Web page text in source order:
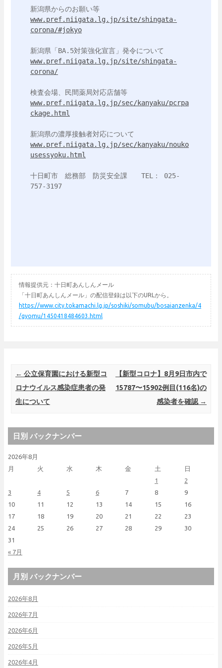
www.pref.niigata.lg.jp/site/shingata-
corona/#jokyo
www.pref.niigata.lg.jp/site/shingata-
corona/
www.pref.niigata.lg.jp/sec/kanyaku/pcrpa
ckage.html
www.pref.niigata.lg.jp/sec/kanyaku/nouko
usessyoku.html
十日町市　総務部　防災安全課　　TEL： 025-
757-3197
情報提供元：十日町あんしんメール
「十日町あんしんメール」の配信登録は以下のURLから。
https://www.city.tokamachi.lg.jp/soshiki/somubu/bosaianzenka/4
/gyomu/1450418484603.html
Post navigation
← 公立保育園における新型コ
ロナウイルス感染症患者の発
生について
【新型コロナ】8月9日市内で
15787〜15902例目(116名)の
感染者を確認 →
日別 バックナンバー
2026年8月
月
火 水 木 金 土 日
« 7月
1
2
3
4 5 6 7 8
9
10
11 12 13 14 15
16
17
18 19 20 21 22
23
24
25 26 27 28 29
30
31
月別 バックナンバー
2026年8月
2026年7月
2026年6月
2026年5月
2026年4月